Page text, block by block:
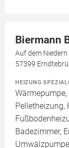
Biermann
Auf dem
57399
HEIZUNG
Pelletheizung,
Badezimmer,
Umwälzpumpe